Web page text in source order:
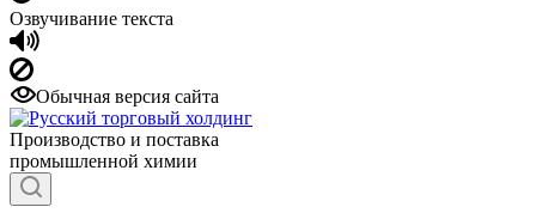
Озвучивание текста
Обычная версия сайта
Производство и поставка
промышленной химии